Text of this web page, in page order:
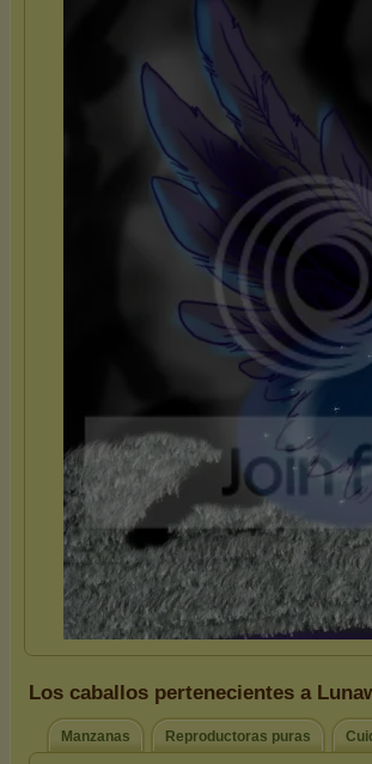
Los caballos pertenecientes a
Manzanas Reproductoras puras